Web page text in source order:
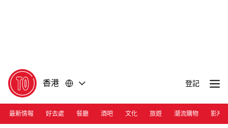
香港 登記
最新情報 好去處 餐廳 酒吧 文化 旅遊 潮流購物 影片
Photograph: Courtesy fortress.com